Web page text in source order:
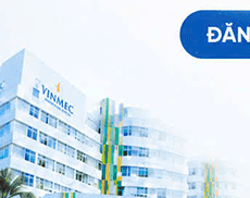
ở vùng viêm, chưa đến
chuyên sâu với bác sĩ
xem lại phim XQuang
quả sinh thiết xương này.